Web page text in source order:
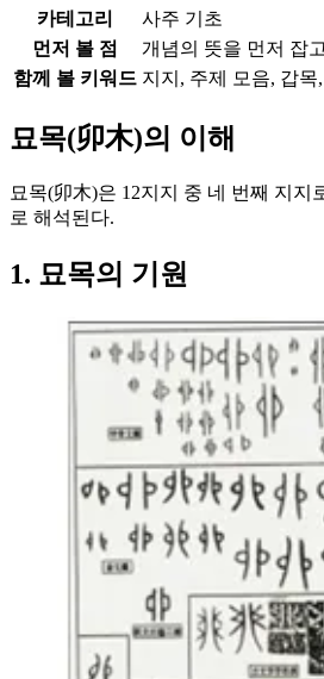
카테고리
사주 기초
먼저 볼 점
개념의 뜻을 먼저 잡
함께 볼 키워드 지지, 주제 모음, 갑목
묘목(卯木)의 이해
묘목(卯木)은 12지지 중 네 번째 지
로 해석된다.
1. 묘목의 기원